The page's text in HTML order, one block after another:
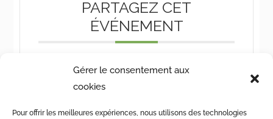
Gérer le consentement aux
cookies
Pour offrir les meilleures expériences, nous utilisons des technologies
PARTAGEZ CET
ÉVÉNEMENT